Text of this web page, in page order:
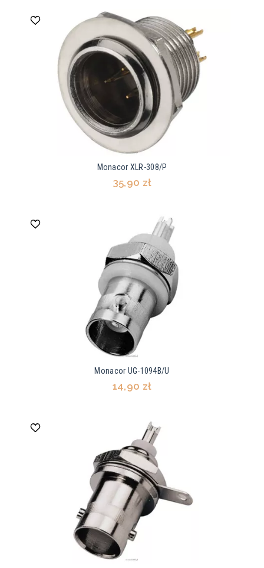
Monacor XLR-308/P
35,90 zł
Monacor UG-1094B/U
14,90 zł